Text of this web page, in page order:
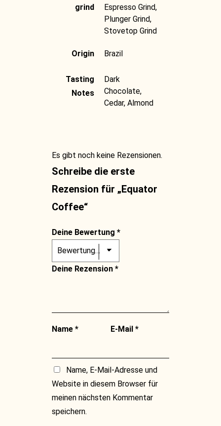
grind
Espresso Grind,
Plunger Grind,
Stovetop Grind
Origin Brazil
Tasting
Notes
Dark
Chocolate,
Cedar, Almond
Es gibt noch keine Rezensionen.
Schreibe die erste
Rezension für „Equator
Coffee“
Deine Bewertung *
Deine Rezension *
Name * E-Mail *
Name, E-Mail-Adresse und
Website in diesem Browser für
meinen nächsten Kommentar
speichern.